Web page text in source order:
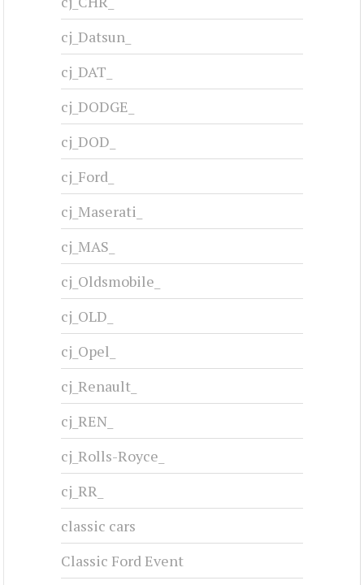
cj_Datsun_
cj_DAT_
cj_DODGE_
cj_DOD_
cj_Ford_
cj_Maserati_
cj_MAS_
cj_Oldsmobile_
cj_OLD_
cj_Opel_
cj_Renault_
cj_REN_
cj_Rolls-Royce_
cj_RR_
classic cars
Classic Ford Event